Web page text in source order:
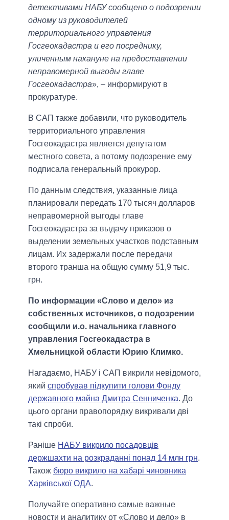
детективами НАБУ сообщено о подозрении
одному из руководителей
территориального управления
Госгеокадастра и его посреднику,
уличенным накануне на предоставлении
неправомерной выгоды главе
Госгеокадастра», – информируют в
прокуратуре.
В САП также добавили, что руководитель
территориального управления
Госгеокадастра является депутатом
местного совета, а потому подозрение ему
подписала генеральный прокурор.
По данным следствия, указанные лица
планировали передать 170 тысяч долларов
неправомерной выгоды главе
Госгеокадастра за выдачу приказов о
выделении земельных участков подставным
лицам. Их задержали после передачи
второго транша на общую сумму 51,9 тыс.
грн.
По информации «Слово и дело» из
собственных источников, о подозрении
сообщили и.о. начальника главного
управления Госгеокадастра в
Хмельницкой области Юрию Климко.
Нагадаємо, НАБУ і САП викрили невідомого,
який спробував підкупити голови Фонду
державного майна Дмитра Сенниченка. До
цього органи правопорядку викривали дві
такі спроби.
Раніше НАБУ викрило посадовців
держшахти на розкраданні понад 14 млн грн.
Також бюро викрило на хабарі чиновника
Харківської ОДА.
Получайте оперативно самые важные
новости и аналитику от «Слово и дело» в